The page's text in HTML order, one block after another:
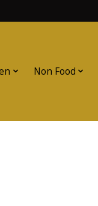
Non Food